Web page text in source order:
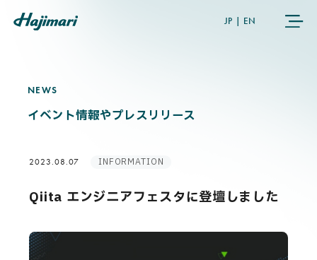
JP EN
COMPANY
NEWS
USER’S VOICE
NEWS
NEWS
イベント情報やプレスリリース
2023.08.07 INFORMATION
Qiita エンジニアフェスタに登壇しました